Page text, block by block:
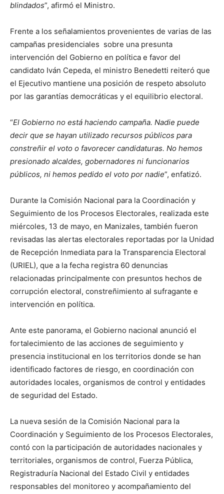
blindados”, afirmó el Ministro.
Frente a los señalamientos provenientes de varias de las
campañas presidenciales sobre una presunta
intervención del Gobierno en política e favor del
candidato Iván Cepeda, el ministro Benedetti reiteró que
el Ejecutivo mantiene una posición de respeto absoluto
por las garantías democráticas y el equilibrio electoral.
“El Gobierno no está haciendo campaña. Nadie puede
decir que se hayan utilizado recursos públicos para
constreñir el voto o favorecer candidaturas. No hemos
presionado alcaldes, gobernadores ni funcionarios
públicos, ni hemos pedido el voto por nadie”, enfatizó.
Durante la Comisión Nacional para la Coordinación y
Seguimiento de los Procesos Electorales, realizada este
miércoles, 13 de mayo, en Manizales, también fueron
revisadas las alertas electorales reportadas por la Unidad
de Recepción Inmediata para la Transparencia Electoral
(URIEL), que a la fecha registra 60 denuncias
relacionadas principalmente con presuntos hechos de
corrupción electoral, constreñimiento al sufragante e
intervención en política.
Ante este panorama, el Gobierno nacional anunció el
fortalecimiento de las acciones de seguimiento y
presencia institucional en los territorios donde se han
identificado factores de riesgo, en coordinación con
autoridades locales, organismos de control y entidades
de seguridad del Estado.
La nueva sesión de la Comisión Nacional para la
Coordinación y Seguimiento de los Procesos Electorales,
contó con la participación de autoridades nacionales y
territoriales, organismos de control, Fuerza Pública,
Registraduría Nacional del Estado Civil y entidades
responsables del monitoreo y acompañamiento del